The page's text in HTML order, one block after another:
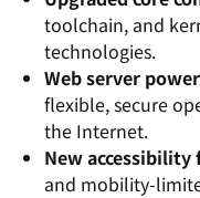
toolchain, and
technologies.
Web server
flexible, secure
the Internet.
New accessibility
and mobility-